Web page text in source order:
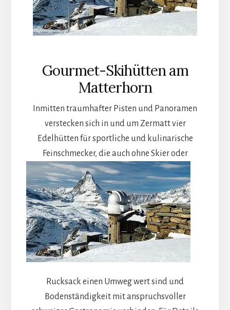
Gourmet-Skihütten am
Matterhorn
Inmitten traumhafter Pisten und Panoramen
verstecken sich in und um Zermatt vier
Edelhütten für sportliche und kulinarische
Feinschmecker, die auch ohne Skier oder
Rucksack einen Umweg wert sind und
Bodenständigkeit mit anspruchsvoller